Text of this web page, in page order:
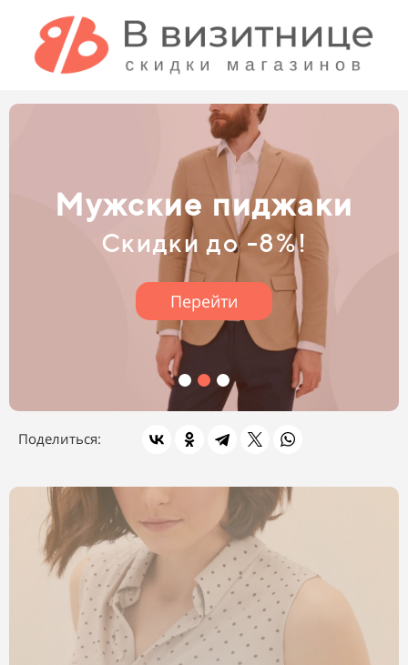
Детские джинсы
Скидки до -9%!
Перейти
Поделиться: